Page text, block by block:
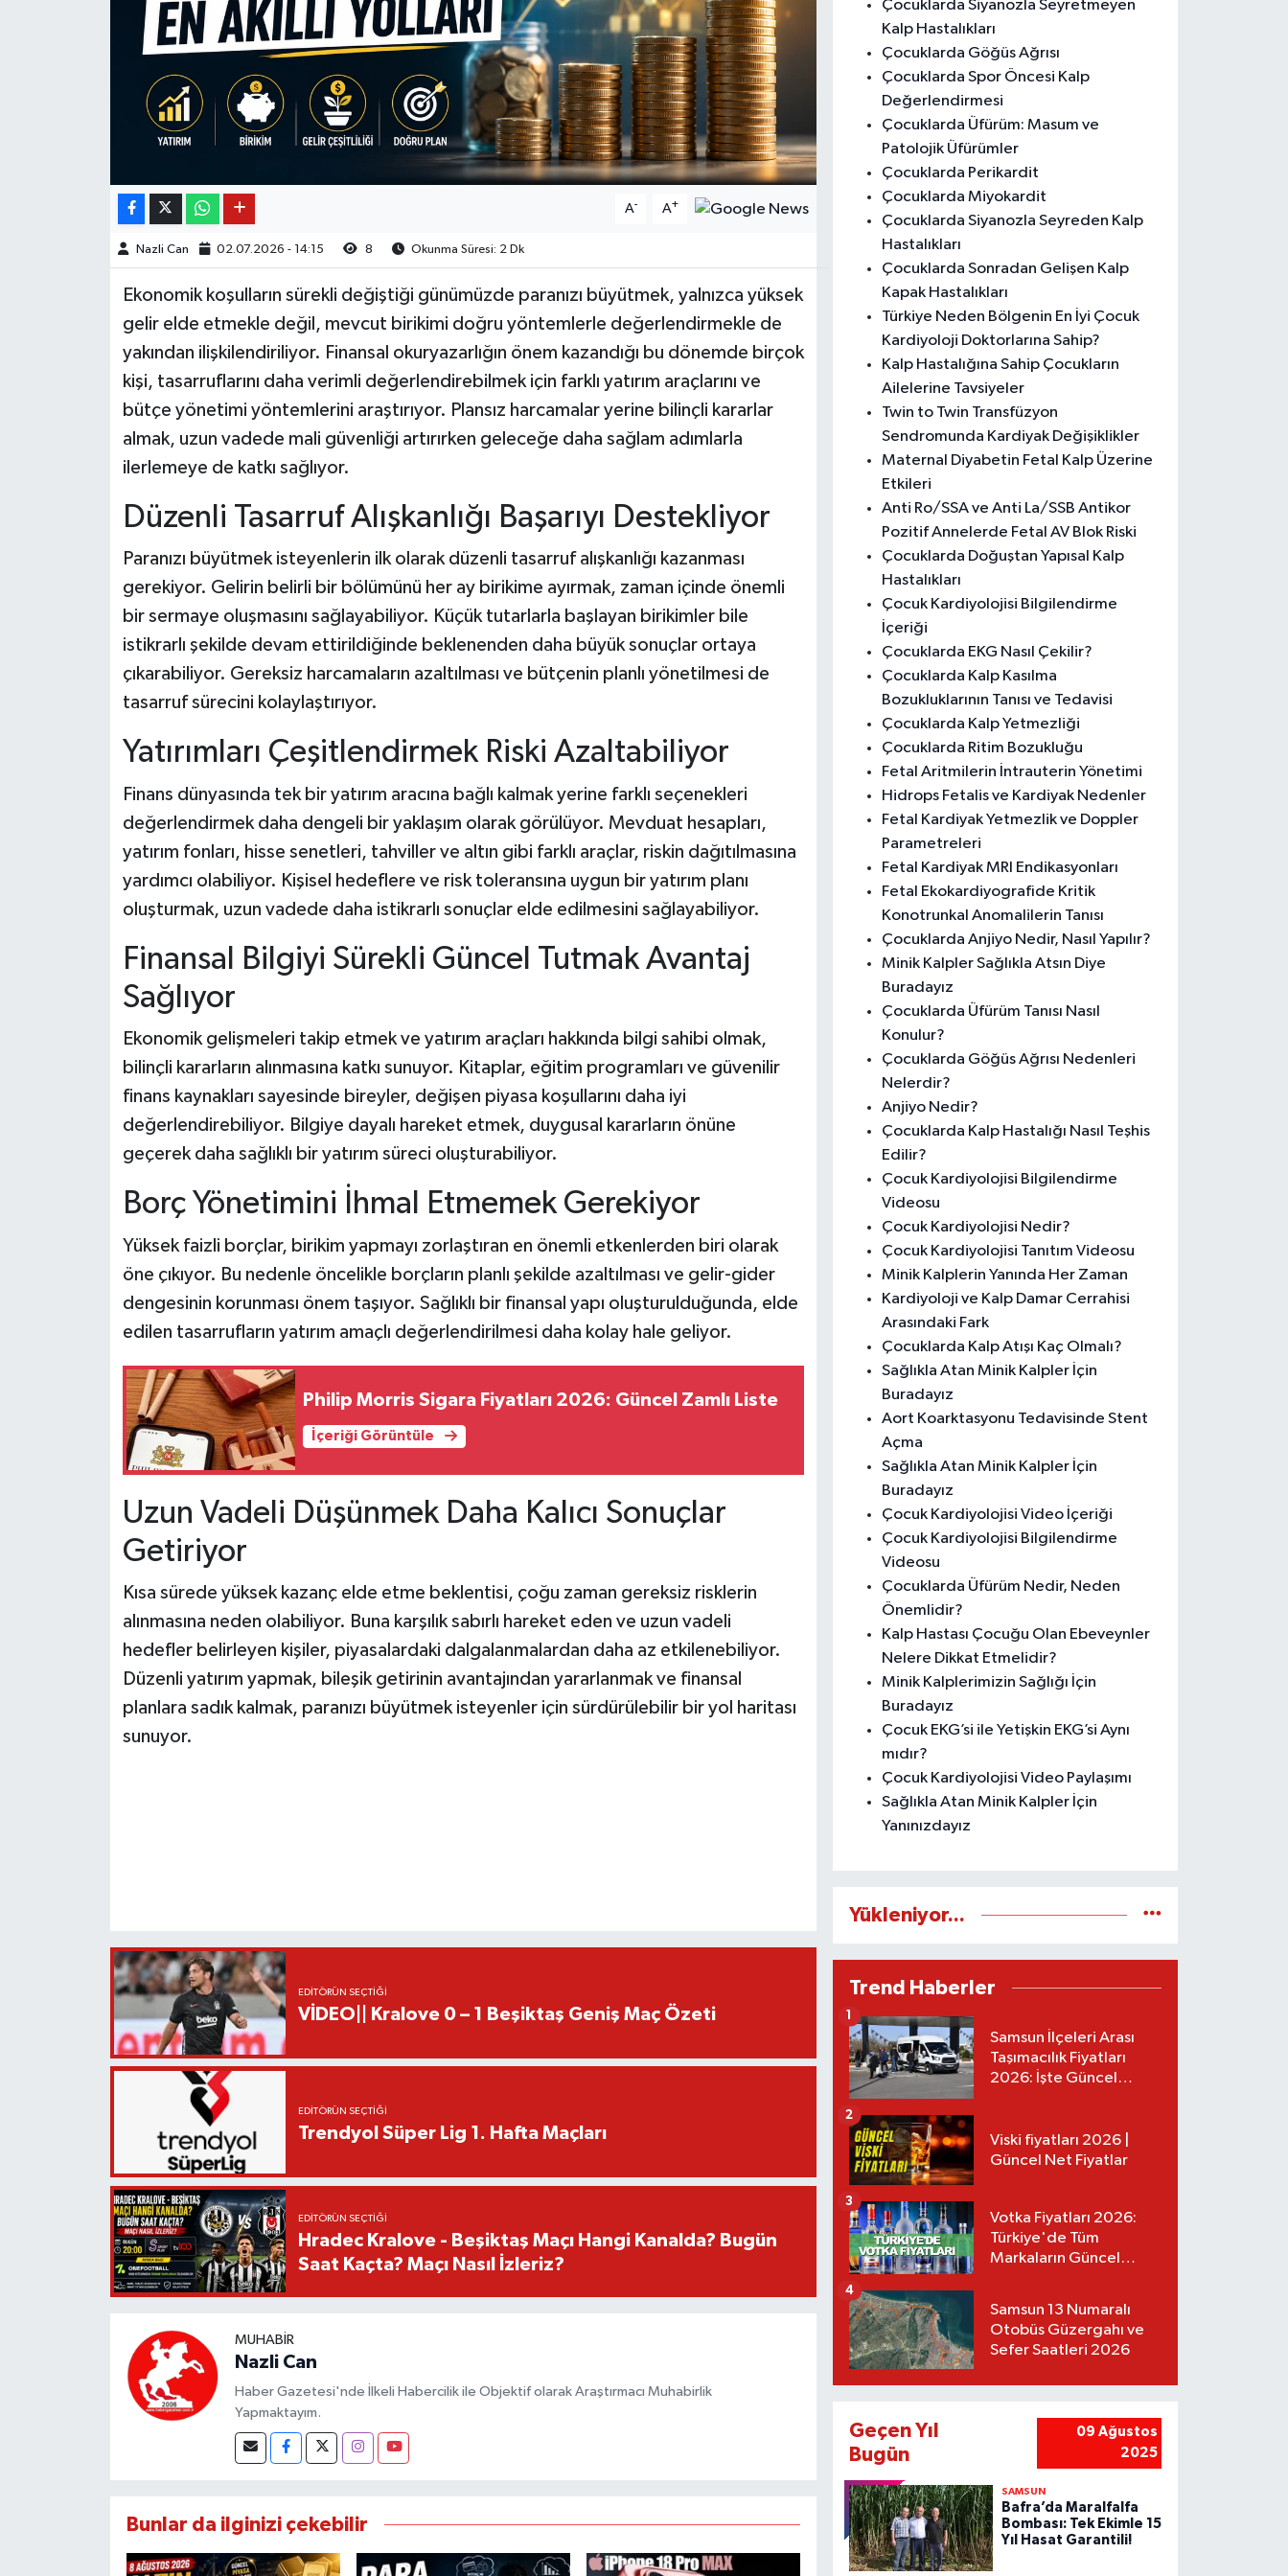
A- A+
Nazli Can 02.07.2026 - 14:15 8 Okunma Süresi: 2 Dk
Ekonomik koşulların sürekli değiştiği günümüzde paranızı büyütmek, yalnızca yüksek
gelir elde etmekle değil, mevcut birikimi doğru yöntemlerle değerlendirmekle de
yakından ilişkilendiriliyor. Finansal okuryazarlığın önem kazandığı bu dönemde birçok
kişi, tasarruflarını daha verimli değerlendirebilmek için farklı yatırım araçlarını ve
bütçe yönetimi yöntemlerini araştırıyor. Plansız harcamalar yerine bilinçli kararlar
almak, uzun vadede mali güvenliği artırırken geleceğe daha sağlam adımlarla
ilerlemeye de katkı sağlıyor.
Düzenli Tasarruf Alışkanlığı Başarıyı Destekliyor
Paranızı büyütmek isteyenlerin ilk olarak düzenli tasarruf alışkanlığı kazanması
gerekiyor. Gelirin belirli bir bölümünü her ay birikime ayırmak, zaman içinde önemli
bir sermaye oluşmasını sağlayabiliyor. Küçük tutarlarla başlayan birikimler bile
istikrarlı şekilde devam ettirildiğinde beklenenden daha büyük sonuçlar ortaya
çıkarabiliyor. Gereksiz harcamaların azaltılması ve bütçenin planlı yönetilmesi de
tasarruf sürecini kolaylaştırıyor.
Yatırımları Çeşitlendirmek Riski Azaltabiliyor
Finans dünyasında tek bir yatırım aracına bağlı kalmak yerine farklı seçenekleri
değerlendirmek daha dengeli bir yaklaşım olarak görülüyor. Mevduat hesapları,
yatırım fonları, hisse senetleri, tahviller ve altın gibi farklı araçlar, riskin dağıtılmasına
yardımcı olabiliyor. Kişisel hedeflere ve risk toleransına uygun bir yatırım planı
oluşturmak, uzun vadede daha istikrarlı sonuçlar elde edilmesini sağlayabiliyor.
Finansal Bilgiyi Sürekli Güncel Tutmak Avantaj
Sağlıyor
Ekonomik gelişmeleri takip etmek ve yatırım araçları hakkında bilgi sahibi olmak,
bilinçli kararların alınmasına katkı sunuyor. Kitaplar, eğitim programları ve güvenilir
finans kaynakları sayesinde bireyler, değişen piyasa koşullarını daha iyi
değerlendirebiliyor. Bilgiye dayalı hareket etmek, duygusal kararların önüne
geçerek daha sağlıklı bir yatırım süreci oluşturabiliyor.
Borç Yönetimini İhmal Etmemek Gerekiyor
Yüksek faizli borçlar, birikim yapmayı zorlaştıran en önemli etkenlerden biri olarak
öne çıkıyor. Bu nedenle öncelikle borçların planlı şekilde azaltılması ve gelir-gider
dengesinin korunması önem taşıyor. Sağlıklı bir finansal yapı oluşturulduğunda, elde
edilen tasarrufların yatırım amaçlı değerlendirilmesi daha kolay hale geliyor.
Philip Morris Sigara Fiyatları 2026: Güncel Zamlı Liste
İçeriği Görüntüle
Uzun Vadeli Düşünmek Daha Kalıcı Sonuçlar
Getiriyor
Kısa sürede yüksek kazanç elde etme beklentisi, çoğu zaman gereksiz risklerin
alınmasına neden olabiliyor. Buna karşılık sabırlı hareket eden ve uzun vadeli
hedefler belirleyen kişiler, piyasalardaki dalgalanmalardan daha az etkilenebiliyor.
Düzenli yatırım yapmak, bileşik getirinin avantajından yararlanmak ve finansal
planlara sadık kalmak, paranızı büyütmek isteyenler için sürdürülebilir bir yol haritası
sunuyor.
EDITÖRÜN SEÇTIĞI
VİDEO|| Kralove 0 – 1 Beşiktaş Geniş Maç Özeti
EDITÖRÜN SEÇTIĞI
Trendyol Süper Lig 1. Hafta Maçları
EDITÖRÜN SEÇTIĞI
Hradec Kralove - Beşiktaş Maçı Hangi Kanalda? Bugün
Saat Kaçta? Maçı Nasıl İzleriz?
MUHABIR
Nazli Can
Haber Gazetesi'nde İlkeli Habercilik ile Objektif olarak Araştırmacı Muhabirlik
Yapmaktayım.
Bunlar da ilginizi çekebilir
Çocuklarda Siyanozla Seyretmeyen
Kalp Hastalıkları
Çocuklarda Göğüs Ağrısı
Çocuklarda Spor Öncesi Kalp
Değerlendirmesi
Çocuklarda Üfürüm: Masum ve
Patolojik Üfürümler
Çocuklarda Perikardit
Çocuklarda Miyokardit
Çocuklarda Siyanozla Seyreden Kalp
Hastalıkları
Çocuklarda Sonradan Gelişen Kalp
Kapak Hastalıkları
Türkiye Neden Bölgenin En İyi Çocuk
Kardiyoloji Doktorlarına Sahip?
Kalp Hastalığına Sahip Çocukların
Ailelerine Tavsiyeler
Twin to Twin Transfüzyon
Sendromunda Kardiyak Değişiklikler
Maternal Diyabetin Fetal Kalp Üzerine
Etkileri
Anti Ro/SSA ve Anti La/SSB Antikor
Pozitif Annelerde Fetal AV Blok Riski
Çocuklarda Doğuştan Yapısal Kalp
Hastalıkları
Çocuk Kardiyolojisi Bilgilendirme
İçeriği
Çocuklarda EKG Nasıl Çekilir?
Çocuklarda Kalp Kasılma
Bozukluklarının Tanısı ve Tedavisi
Çocuklarda Kalp Yetmezliği
Çocuklarda Ritim Bozukluğu
Fetal Aritmilerin İntrauterin Yönetimi
Hidrops Fetalis ve Kardiyak Nedenler
Fetal Kardiyak Yetmezlik ve Doppler
Parametreleri
Fetal Kardiyak MRI Endikasyonları
Fetal Ekokardiyografide Kritik
Konotrunkal Anomalilerin Tanısı
Çocuklarda Anjiyo Nedir, Nasıl Yapılır?
Minik Kalpler Sağlıkla Atsın Diye
Buradayız
Çocuklarda Üfürüm Tanısı Nasıl
Konulur?
Çocuklarda Göğüs Ağrısı Nedenleri
Nelerdir?
Anjiyo Nedir?
Çocuklarda Kalp Hastalığı Nasıl Teşhis
Edilir?
Çocuk Kardiyolojisi Bilgilendirme
Videosu
Çocuk Kardiyolojisi Nedir?
Çocuk Kardiyolojisi Tanıtım Videosu
Minik Kalplerin Yanında Her Zaman
Kardiyoloji ve Kalp Damar Cerrahisi
Arasındaki Fark
Çocuklarda Kalp Atışı Kaç Olmalı?
Sağlıkla Atan Minik Kalpler İçin
Buradayız
Aort Koarktasyonu Tedavisinde Stent
Açma
Sağlıkla Atan Minik Kalpler İçin
Buradayız
Çocuk Kardiyolojisi Video İçeriği
Çocuk Kardiyolojisi Bilgilendirme
Videosu
Çocuklarda Üfürüm Nedir, Neden
Önemlidir?
Kalp Hastası Çocuğu Olan Ebeveynler
Nelere Dikkat Etmelidir?
Minik Kalplerimizin Sağlığı İçin
Buradayız
Çocuk EKG’si ile Yetişkin EKG’si Aynı
mıdır?
Çocuk Kardiyolojisi Video Paylaşımı
Sağlıkla Atan Minik Kalpler İçin
Yanınızdayız
Yükleniyor...
Trend Haberler
Samsun İlçeleri Arası
Taşımacılık Fiyatları
2026: İşte Güncel
1
Viski fiyatları 2026 |
Güncel Net Fiyatlar
2
Votka Fiyatları 2026:
Türkiye'de Tüm
Markaların Güncel
3
Samsun 13 Numaralı
Otobüs Güzergahı ve
Sefer Saatleri 2026
4
Geçen Yıl
Bugün
09 Ağustos
2025
SAMSUN
Bafra’da Maralfalfa
Bombası: Tek Ekimle 15
Yıl Hasat Garantili!